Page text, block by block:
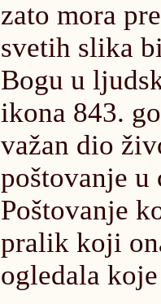
zato mora
svetih slika
Bogu u
ikona 843.
važan dio
poštovanje
Poštovanje
pralik koji
ogledala